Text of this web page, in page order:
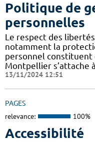
Politique de
personnelles
Le respect des
notamment la
personnel constituent
Montpellier s’attache
13/11/2024 12:51
PAGES
relevance: 100%
Accessibilité